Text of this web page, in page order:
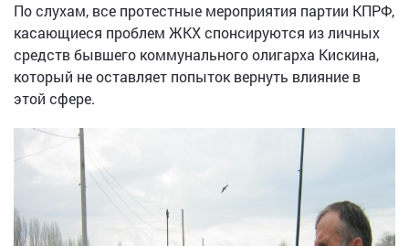
По слухам, все протестные мероприятия партии КПРФ,
касающиеся проблем ЖКХ спонсируются из личных
средств бывшего коммунального олигарха Кискина,
который не оставляет попыток вернуть влияние в
этой сфере.